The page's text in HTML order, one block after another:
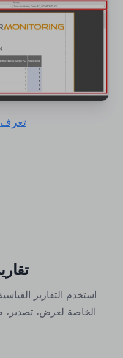
استخدم التقارير
الخاصة لعرض،
تعرف